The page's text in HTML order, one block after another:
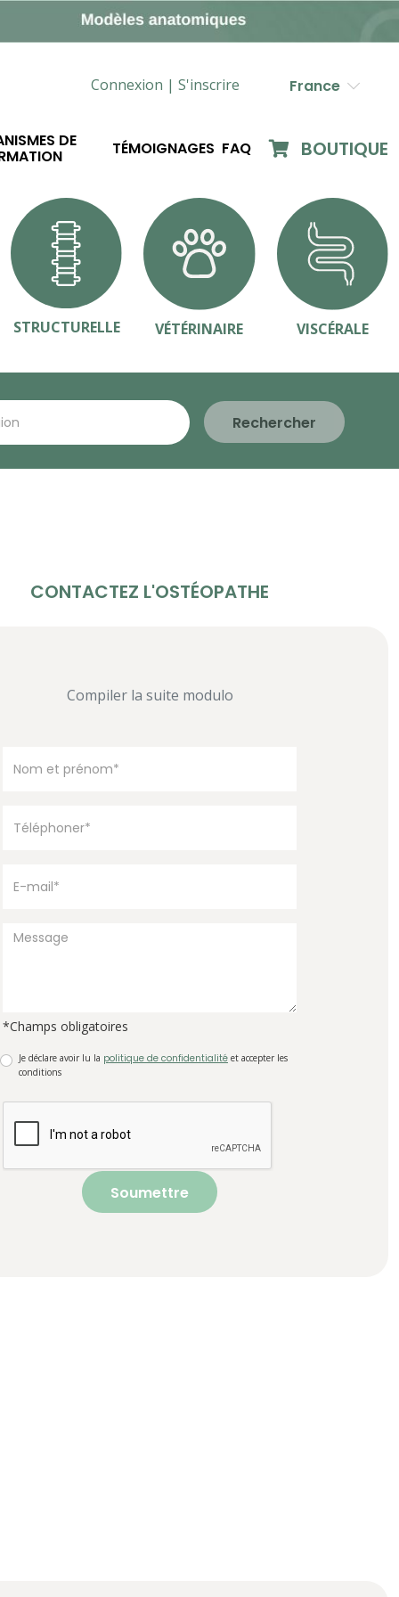
Connexion | S'inscrire France
DE TÉMOIGNAGES FAQ BOUTIQUE
STRUCTURELLE VÉTÉRINAIRE VISCÉRALE
Rechercher
CONTACTEZ L'OSTÉOPATHE
Compiler la suite modulo
*Champs obligatoires
Je déclare avoir lu la politique de confidentialité et accepter les
conditions
Soumettre